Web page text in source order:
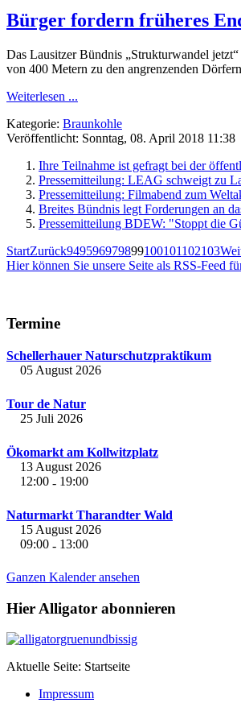
Bürger fordern früheres
Das Lausitzer Bündnis „Strukturwandel
von 400 Metern zu den angrenzenden
Weiterlesen ...
Kategorie: Braunkohle
Veröffentlicht: Sonntag, 08. April 2018 11:38
Ihre Teilnahme ist gefragt bei der
Pressemitteilung: LEAG schweigt zu
Pressemitteilung: Filmabend zum
Breites Bündnis legt Forderungen an
Pressemitteilung BDEW: "Stoppt die
StartZurück949596979899100101102103
Hier können Sie unsere Seite als RSS-Feed
Termine
Schellerhauer Naturschutzpraktikum
05 August 2026
Tour de Natur
25 Juli 2026
Ökomarkt am Kollwitzplatz
13 August 2026
12:00 - 19:00
Naturmarkt Tharandter Wald
15 August 2026
09:00 - 13:00
Ganzen Kalender ansehen
Hier Alligator abonnieren
Aktuelle Seite: Startseite
Impressum